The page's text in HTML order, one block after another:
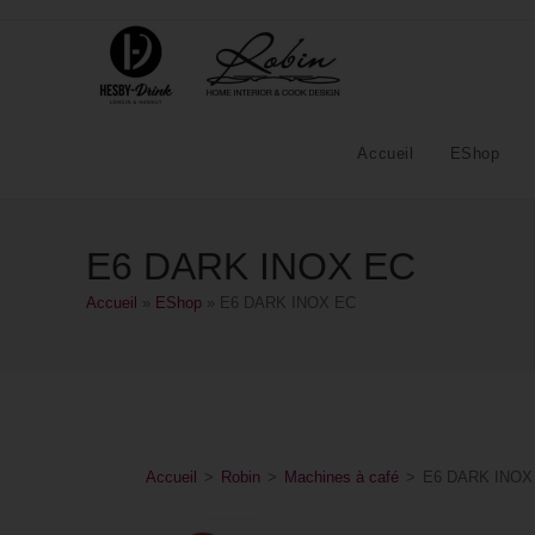
Accueil EShop
E6 DARK INOX EC
Accueil EShop E6 DARK INOX EC
Accueil > Robin > Machines à café > E6 DARK